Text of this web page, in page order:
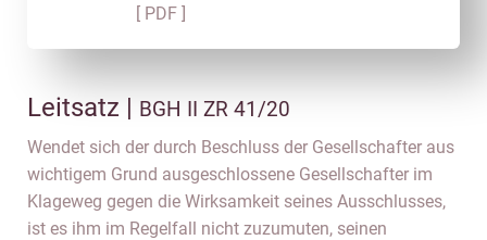
[ PDF ]
Leitsatz | BGH II ZR 41/20
Wendet sich der durch Beschluss der Gesellschafter aus
wichtigem Grund ausgeschlossene Gesellschafter im
Klageweg gegen die Wirksamkeit seines Ausschlusses,
ist es ihm im Regelfall nicht zuzumuten, seinen